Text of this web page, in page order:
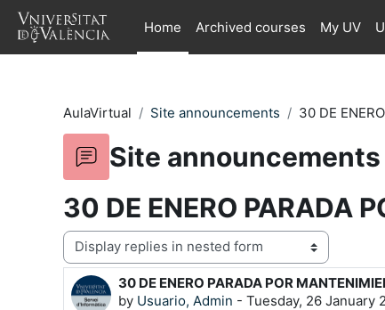
Skip to main content
Home
Archived courses My UV
AulaVirtual Site announcements 30 DE
Site announcements
30 DE ENERO PARADA
Display mode
30 DE ENERO PARADA POR
by Usuario, Admin - Tuesday, 26 January
Number of replies: 0